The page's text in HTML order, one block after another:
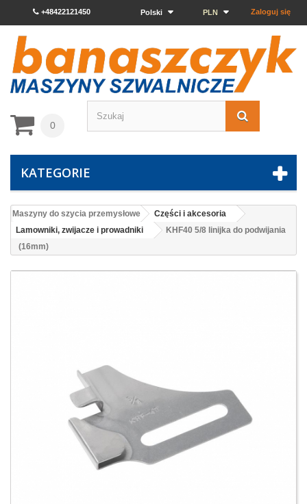
Zaloguj się
PLN
Polski
+48422121450
0
KATEGORIE
Maszyny do szycia przemysłowe
Części i akcesoria
Lamowniki, zwijacze i prowadniki
KHF40 5/8 linijka do podwijania
(16mm)